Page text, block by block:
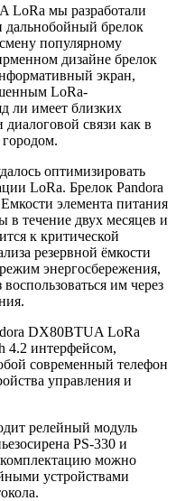
LoRa мы разработали
брелок
популярному
дизайне брелок
экран,
LoRa-
ли имеет близких
связи как в
оптимизировать
LoRa. Брелок Pandora
элемента питания
в течение двух месяцев и
к критической
резервной ёмкости
энергосбережения,
им через
DX80BTUA LoRa
4.2 интерфейсом,
современный телефон
управления и
релейный модуль
PS-330 и
можно
устройствами